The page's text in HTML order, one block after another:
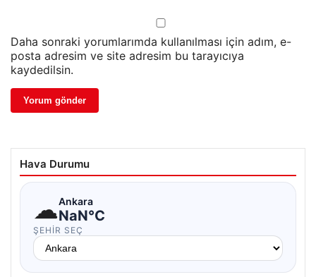
Daha sonraki yorumlarımda kullanılması için adım, e-
posta adresim ve site adresim bu tarayıcıya
kaydedilsin.
Hava Durumu
☁Ankara
NaN°C
ŞEHIR SEÇ